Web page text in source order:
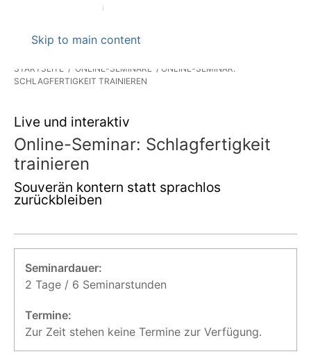
Skip to main content
STARTSEITE ONLINE-SEMINARE
ONLINE-SEMINAR:
SCHLAGFERTIGKEIT TRAINIEREN
Live und interaktiv
Online-Seminar: Schlagfertigkeit
trainieren
Souverän kontern statt sprachlos
zurückbleiben
Seminardauer:
2 Tage / 6 Seminarstunden
Termine:
Zur Zeit stehen keine Termine zur Verfügung.